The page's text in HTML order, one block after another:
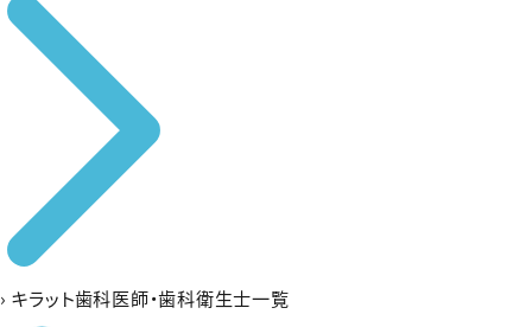
› キラット歯科医師・歯科衛生士一覧